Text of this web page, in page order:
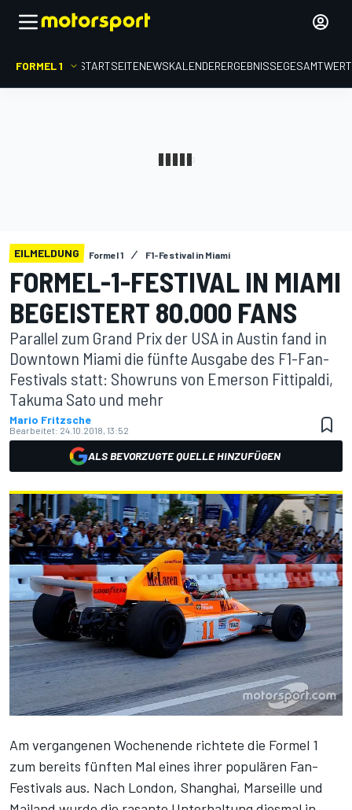
FORMEL 1 STARTSEITENEWSKALENDERERGEBNISSE
EILMELDUNG Formel 1 F1-Festival in Miami
FORMEL-1-FESTIVAL IN MIAMI
BEGEISTERT 80.000 FANS
Parallel zum Grand Prix der USA in Austin fand in
Downtown Miami die fünfte Ausgabe des F1-Fan-
Festivals statt: Showruns von Emerson Fittipaldi,
Takuma Sato und mehr
Mario Fritzsche
Bearbeitet: 24.10.2018, 13:52
ALS BEVORZUGTE QUELLE HINZUFÜGEN
Am vergangenen Wochenende richtete die Formel 1
zum bereits fünften Mal eines ihrer populären Fan-
Festivals aus. Nach London, Shanghai, Marseille und